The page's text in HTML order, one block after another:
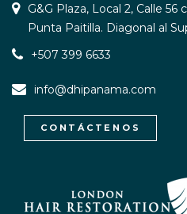
G&G Plaza, Local 2, Calle
Punta Paitilla. Diagonal al
+507 399 6633
info@dhipanama.com
CONTÁCTENOS